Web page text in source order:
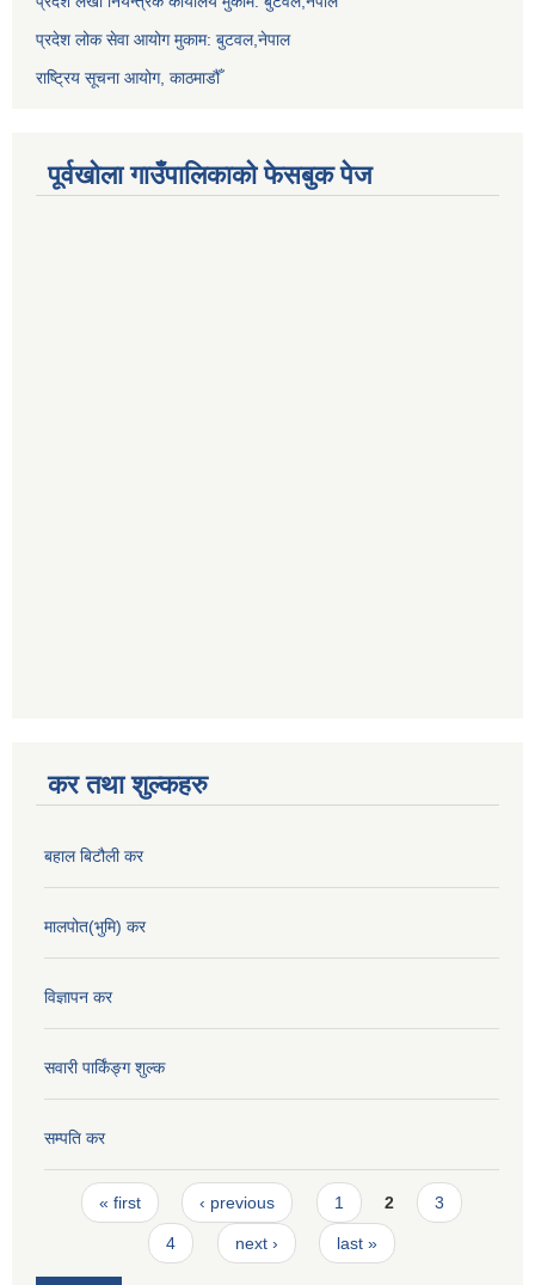
प्रदेश लोक सेवा आयोग मुकाम: बुटवल,नेपाल
राष्ट्रिय सूचना आयोग, काठमाडौँ
पूर्वखोला गाउँपालिकाको फेसबुक पेज
कर तथा शुल्कहरु
बहाल बिटौली कर
मालपोत(भुमि) कर
विज्ञापन कर
सवारी पार्किंङ्ग शुल्क
सम्पति कर
Pages
« first ‹ previous 1 2 3
4 next › last »